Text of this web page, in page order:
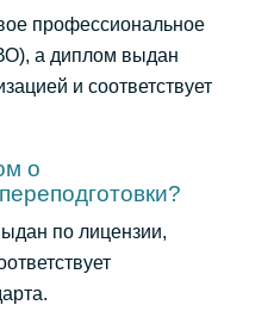
профессиональное
а диплом выдан
и соответствует
о
по лицензии,